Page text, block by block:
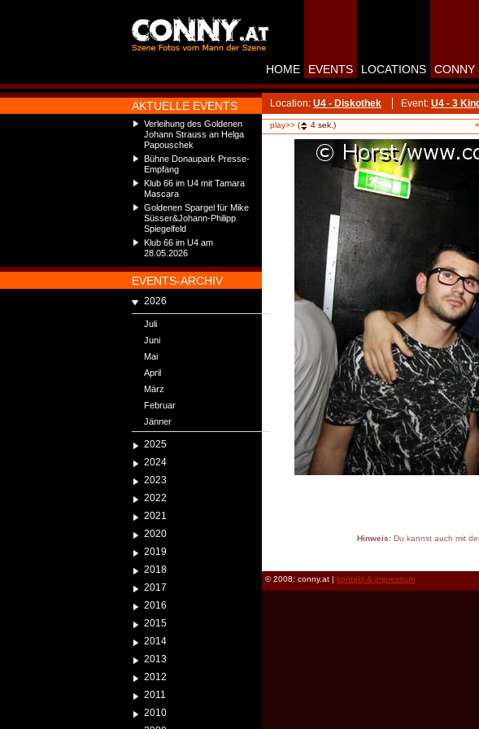
AKTUELLE EVENTS
Verleihung des Goldenen
Johann Strauss an Helga
Papouschek
Bühne Donaupark Presse-
Empfang
Klub 66 im U4 mit Tamara
Mascara
Goldenen Spargel für Mike
Süsser&Johann-Philipp
Spiegelfeld
Klub 66 im U4 am
28.05.2026
EVENTS-ARCHIV
2026
Juli
Juni
Mai
April
März
Februar
Jänner
2025
2024
2023
2022
2021
2020
2019
2018
2017
2016
2015
2014
2013
2012
2011
2010
HOME EVENTS LOCATIONS CONNY
Location: U4 - Diskothek Event: U4 - 3
play>> ( 4 sek.)
Hinweis:Du kannst auch mit
© 2008: conny.at | kontakt & impressum